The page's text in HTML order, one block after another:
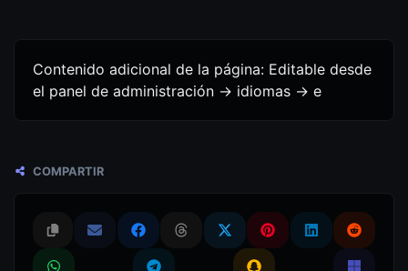
Contenido adicional de la página: Editable desde
el panel de administración -> idiomas -> e
COMPARTIR